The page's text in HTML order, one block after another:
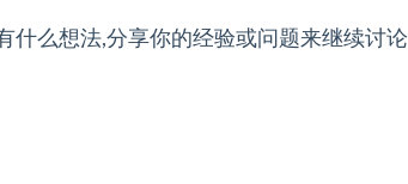
什么想法,分享你的经验或问题来继续讨论